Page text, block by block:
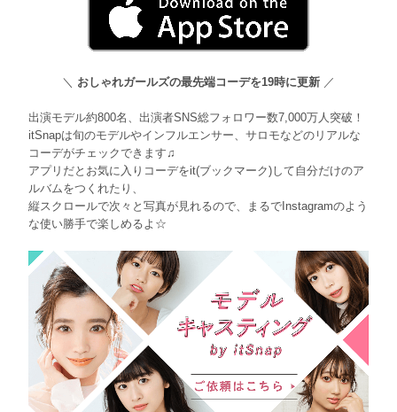
＼ おしゃれガールズの最先端コーデを19時に更新 ／
出演モデル約800名、出演者SNS総フォロワー数7,000万人突破！
itSnapは旬のモデルやインフルエンサー、サロモなどのリアルな
コーデがチェックできます♫
アプリだとお気に入りコーデをit(ブックマーク)して自分だけのア
ルバムをつくれたり、
縦スクロールで次々と写真が見れるので、まるでInstagramのよう
な使い勝手で楽しめるよ☆